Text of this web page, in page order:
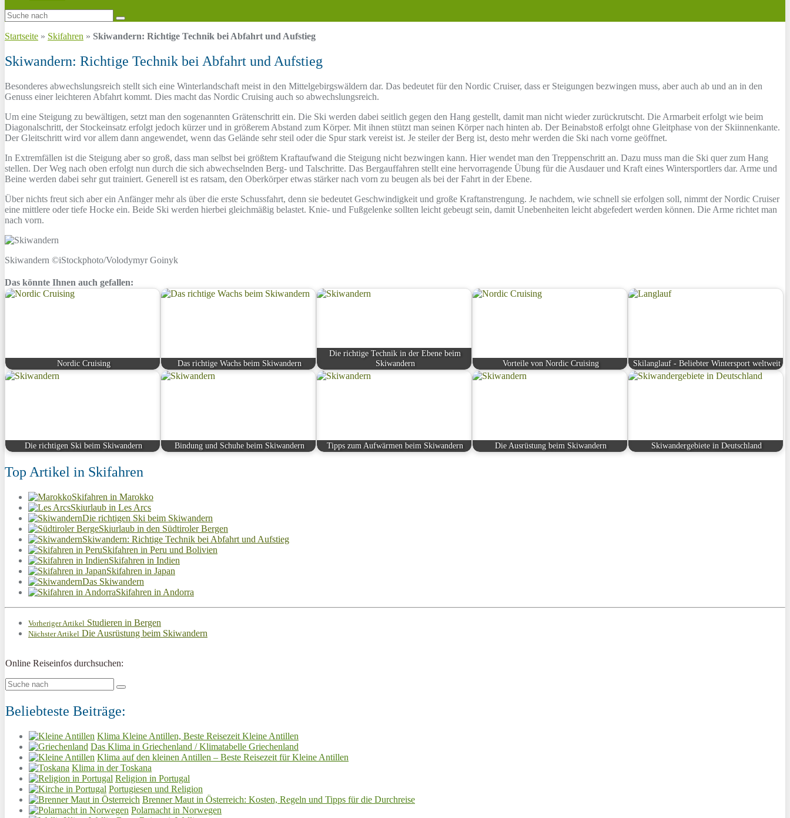
Startseite » Skifahren » Skiwandern: Richtige Technik bei Abfahrt und Aufstieg
Skiwandern: Richtige Technik bei Abfahrt und Aufstieg
Besonderes abwechslungsreich stellt sich eine Winterlandschaft meist in den Mittelgebirgswäldern dar. Das bedeutet für den Nordic Cruiser, dass er Steigungen bezwingen muss, aber auch ab und an in den
Genuss einer leichteren Abfahrt kommt. Dies macht das Nordic Cruising auch so abwechslungsreich.
Um eine Steigung zu bewältigen, setzt man den sogenannten Grätenschritt ein. Die Ski werden dabei seitlich gegen den Hang gestellt, damit man nicht wieder zurückrutscht. Die Armarbeit erfolgt wie beim
Diagonalschritt, der Stockeinsatz erfolgt jedoch kürzer und in größerem Abstand zum Körper. Mit ihnen stützt man seinen Körper nach hinten ab. Der Beinabstoß erfolgt ohne Gleitphase von der Skiinnenkante.
Der Gleitschritt wird vor allem dann angewendet, wenn das Gelände sehr steil oder die Spur stark vereist ist. Je steiler der Berg ist, desto mehr werden die Ski nach vorne geöffnet.
In Extremfällen ist die Steigung aber so groß, dass man selbst bei größtem Kraftaufwand die Steigung nicht bezwingen kann. Hier wendet man den Treppenschritt an. Dazu muss man die Ski quer zum Hang
stellen. Der Weg nach oben erfolgt nun durch die sich abwechselnden Berg- und Talschritte. Das Bergauffahren stellt eine hervorragende Übung für die Ausdauer und Kraft eines Wintersportlers dar. Arme und
Beine werden dabei sehr gut trainiert. Generell ist es ratsam, den Oberkörper etwas stärker nach vorn zu beugen als bei der Fahrt in der Ebene.
Über nichts freut sich aber ein Anfänger mehr als über die erste Schussfahrt, denn sie bedeutet Geschwindigkeit und große Kraftanstrengung. Je nachdem, wie schnell sie erfolgen soll, nimmt der Nordic Cruiser
eine mittlere oder tiefe Hocke ein. Beide Ski werden hierbei gleichmäßig belastet. Knie- und Fußgelenke sollten leicht gebeugt sein, damit Unebenheiten leicht abgefedert werden können. Die Arme richtet man
nach vorn.
Skiwandern ©iStockphoto/Volodymyr Goinyk
Das könnte Ihnen auch gefallen:
Nordic Cruising Das richtige Wachs beim Skiwandern
Die richtige Technik in der Ebene beim
Skiwandern
Vorteile von Nordic Cruising Skilanglauf - Beliebter Wintersport weltweit
Die richtigen Ski beim Skiwandern Bindung und Schuhe beim Skiwandern Tipps zum Aufwärmen beim Skiwandern Die Ausrüstung beim Skiwandern Skiwandergebiete in Deutschland
Top Artikel in Skifahren
Skifahren in Marokko
Skiurlaub in Les Arcs
Die richtigen Ski beim Skiwandern
Skiurlaub in den Südtiroler Bergen
Skiwandern: Richtige Technik bei Abfahrt und Aufstieg
Skifahren in Peru und Bolivien
Skifahren in Indien
Skifahren in Japan
Das Skiwandern
Skifahren in Andorra
Vorheriger Artikel Studieren in Bergen
Nächster Artikel Die Ausrüstung beim Skiwandern
Online Reiseinfos durchsuchen:
Beliebteste Beiträge:
Klima Kleine Antillen, Beste Reisezeit Kleine Antillen
Das Klima in Griechenland / Klimatabelle Griechenland
Klima auf den kleinen Antillen – Beste Reisezeit für Kleine Antillen
Klima in der Toskana
Religion in Portugal
Portugiesen und Religion
Brenner Maut in Österreich: Kosten, Regeln und Tipps für die Durchreise
Polarnacht in Norwegen